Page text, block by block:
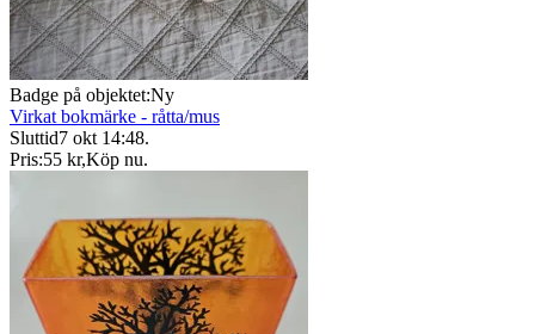
Badge på objektet:Ny
Virkat bokmärke - råtta/mus
Sluttid7 okt 14:48.
Pris:55 kr,Köp nu.